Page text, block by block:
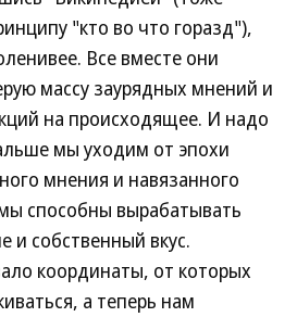
"кто во что горазд"),
Все вместе они
массу заурядных мнений и
на происходящее. И надо
мы уходим от эпохи
мнения и навязанного
способны вырабатывать
и собственный вкус.
координаты, от которых
а теперь нам